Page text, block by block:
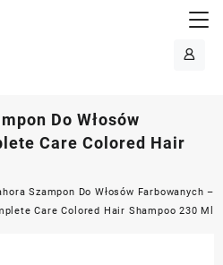
Do Włosów
Care Colored Hair
Szampon Do Włosów Farbowanych –
Care Colored Hair Shampoo 230 Ml